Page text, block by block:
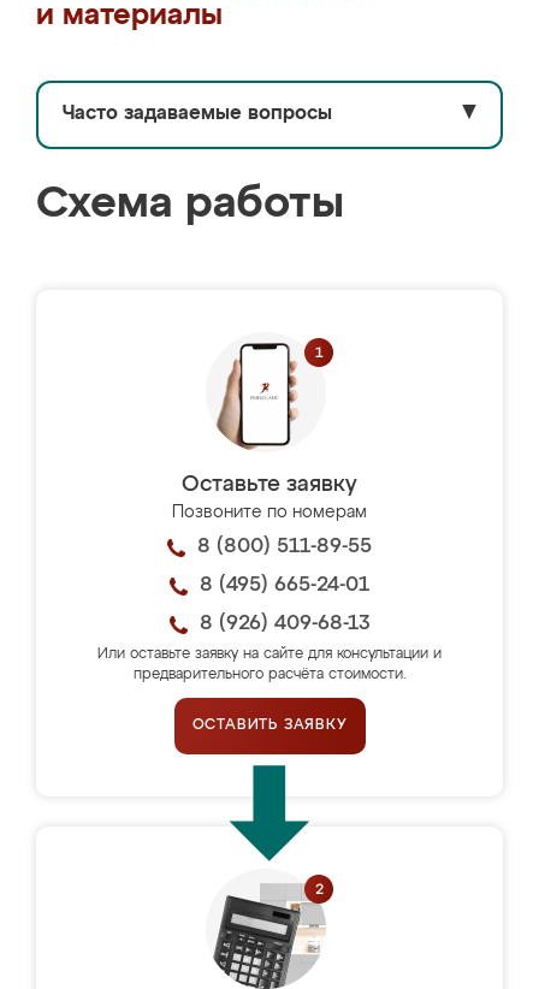
и материалы
Часто задаваемые вопросы ▼
Схема работы
Оставьте заявку
Позвоните по номерам
8 (800) 511-89-55
8 (495) 665-24-01
8 (926) 409-68-13
Или оставьте заявку на сайте для консультации и
предварительного расчёта стоимости.
ОСТАВИТЬ ЗАЯВКУ